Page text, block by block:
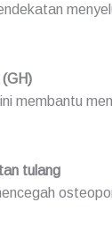
membantu
tulang